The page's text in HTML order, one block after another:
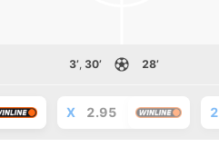
3’, 30’ 28’
X 2.95 2